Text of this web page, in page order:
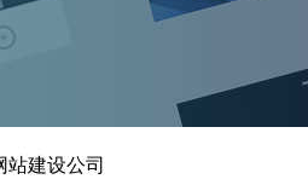
站建设公司